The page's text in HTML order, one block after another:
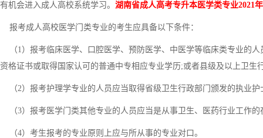
有机会进入成人高校系统学习。 湖南省成人高考专升本医学类专业2021
报考成人高校医学门类专业的考生应具备以下条件：
（1）报考临床医学、口腔医学、预防医学、中医学等临床类专业的
资格证书或取得国家认可的普通中专相应专业学历;或者县级及以上卫
（2）报考护理学专业的人员应当取得省级卫生行政部门颁发的执业护
（3）报考医学门类其他专业的人员应当是从事卫生、医药行业工作的
（4）考生报考的专业原则上应与所从事的专业对口。